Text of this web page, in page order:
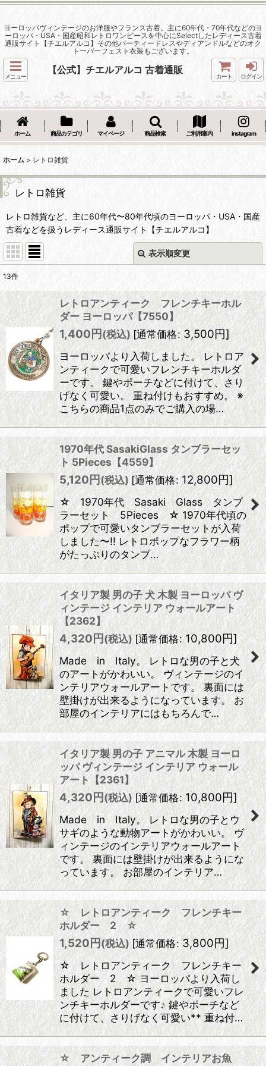
ヨーロッパヴィンテージのお洋服やフランス古着。主に60年代・70年代などのヨ
ーロッパ・USA・国産昭和レトロワンピースを中心にSelectしたレディース古着
通販サイト【チエルアルコ】その他パーティードレスやディアンドルなどのオク
トーバーフェスト衣装もございます。
メニュー
【公式】チエルアルコ 古着通販
カート ログイン
ホーム 商品カテゴリ マイページ 商品検索 ご利用案内 instagram
ホーム > レトロ雑貨
レトロ雑貨
レトロ雑貨など、主に60年代〜80年代頃のヨーロッパ・USA・国産
古着などを扱うレディース通販サイト【チエルアルコ】
表示順変更
在庫あり
並び順:
絞り込む
13件
レトロアンティーク フレンチキーホル
ダー ヨーロッパ【7550】
1,400円(税込) [通常価格: 3,500円]
ヨーロッパより入荷しました。 レトロア
ンティークで可愛いフレンチキーホルダ
ーです。 鍵やポーチなどに付けて、さり
げなく可愛い。 重ね付けもおすすめ。 ※
こちらの商品1点のみでご購入の場…
1970年代 SasakiGlass タンブラーセッ
ト 5Pieces【4559】
5,120円(税込) [通常価格: 12,800円]
☆ 1970年代 Sasaki Glass タンブ
ラーセット 5Pieces ☆ 1970年代頃の
ポップで可愛いタンブラーセットが入荷
しました〜!! レトロポップなフラワー柄
がたっぷりのタンブ…
イタリア製 男の子 犬 木製 ヨーロッパ ヴ
ィンテージ インテリア ウォールアート
【2362】
4,320円(税込) [通常価格: 10,800円]
Made in Italy。 レトロな男の子と犬
のアートがかわいい。 ヴィンテージのイ
ンテリアウォールアートです。 裏面には
壁掛けが出来るようになっています。 お
部屋のインテリアにはもちろんで…
イタリア製 男の子 アニマル 木製 ヨーロ
ッパ ヴィンテージ インテリア ウォール
アート【2361】
4,320円(税込)[通常価格: 10,800円]
Made in Italy。 レトロな男の子とウ
サギのような動物アートがかわいい。 ヴ
ィンテージのインテリアウォールアート
です。 裏面には壁掛けが出来るようにな
っています。 お部屋のインテリア…
☆ レトロアンティーク フレンチキー
ホルダー 2 ☆
1,520円(税込)[通常価格: 3,800円]
☆ レトロアンティーク フレンチキー
ホルダー 2 ☆ ヨーロッパより入荷し
ました レトロアンティークで可愛いフレ
ンチキーホルダーです♪ 鍵やポーチなど
に付けて、さりげなく可愛い** 重ね付…
☆ アンティーク調 インテリアお魚